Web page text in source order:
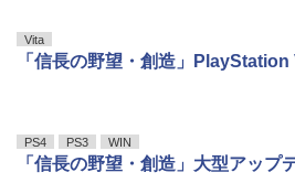
Vita
PS4 PS3 WIN
「信長の野望・創造」大型アップ